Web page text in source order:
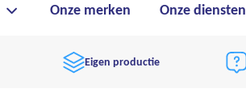
Onze merken Onze diensten
Eigen productie